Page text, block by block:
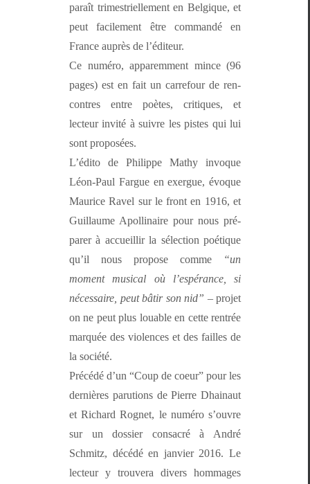
paraît trimestrielle­ment en Bel­gique, et
peut facile­ment être com­mandé en
France auprès de l’éditeur.
Ce numéro, apparem­ment mince (96
pages) est en fait un car­refour de ren­
con­tres entre poètes, cri­tiques, et
lecteur invité à suiv­re les pistes qui lui
sont proposées.
L’édi­to de Philippe Mathy invoque
Léon-Paul Far­gue en exer­gue, évoque
Mau­rice Rav­el sur le front en 1916, et
Guil­laume Apol­li­naire pour nous pré­
par­er à accueil­lir la sélec­tion poé­tique
qu’il nous pro­pose comme
“un
moment musi­cal où l’e­spérance, si
néces­saire, peut bâtir son nid” – pro­jet
on ne peut plus louable en cette ren­trée
mar­quée des vio­lences et des failles de
la société.
Précédé d’un “Coup de coeur” pour les
dernières paru­tions de Pierre Dhain­aut
et Richard Rognet, le numéro s’ou­vre
sur un dossier con­sacré à André
Schmitz, décédé en jan­vi­er 2016. Le
lecteur y trou­vera divers hom­mages